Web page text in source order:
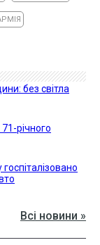
без світла
річного
Всі новини »